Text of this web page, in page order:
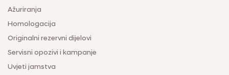
Ažuriranja
Homologacija
Originalni rezervni dijelovi
Servisni opozivi i kampanje
Uvjeti jamstva